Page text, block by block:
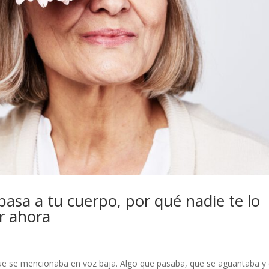
a tu cuerpo, por qué nadie te lo
ahora
se mencionaba en voz baja. Algo que pasaba, que se aguantaba y